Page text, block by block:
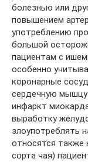
болезнью или
повышением
употреблению
большой
пациентам с
особенно
коронарные
сердечную мышцу
инфаркт
выработку
злоупотреблять
относятся также
сорта чая)